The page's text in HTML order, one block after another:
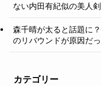
ない内田有紀似の美人
森千晴が太ると話題に
のリバウンドが原因だっ
カテゴリー